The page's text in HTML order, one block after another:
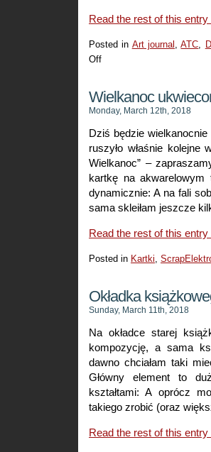
Read the rest of this entry
Posted in Art journal ,ATC,
Offon
i
duże
Wielkanoc
Monday, March 12th, 2018
Dziś będzie
ruszyło właśnie
Wielkanoc” –
kartkę na
dynamicznie: A na fali
sama skleiłam jeszcze
Read the rest of this entry
Posted in Kartki,
Okładka
Sunday, March 11th, 2018
Na okładce starej
kompozycję, a sama
dawno chciałam taki
Główny element to
kształtami: A oprócz
takiego zrobić (oraz
Read the rest of this entry